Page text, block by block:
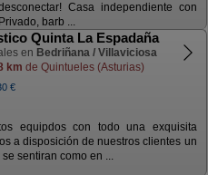
Casa independiente con
barb ...
Quinta La Espadaña
en Bedriñana / Villaviciosa
km de Quintueles (Asturias)
€
equipdos con todo una exquisita
a disposición de nuestros clientes un
sentiran como en ...